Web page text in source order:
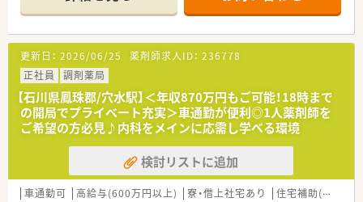
■最寄り駅の和倉温泉駅から車で40分ほどの場所に位置しマイ
カー通勤が必須となる店舗です。
■内科メインの処方箋を1日あたり約30枚応需しており落ち着
いた環境で業務に取り組めます。
■人員体制は薬剤師1名と事務員1名で構成されており無理のな
い一人薬剤師体制となります。
【募集背景と求める人物像について】
■欠員補充および将来的な世代交代も見据えて店舗を支えてい
ただける管理薬剤師を急募しています。
■一人薬剤師として責任感を持ち丁寧な調剤と安心感のある服
薬指導を行える方を求めています。
■地域住民の健康に寄り添う意欲がありコミュニケーションを
更新日： 2026/06/25 薬剤師求人ID： 236778
正社員
調剤薬局
【石川県鳳珠郡/穴水駅】＜年収870万円もご可能！18時まで
の開局でプライベート充実＞車通勤が便利◎1人薬剤師を
ご希望の方必見♪内科をメインに応需し学べる環境
検討リストに追加
車通勤可 高給与(600万円以上) 寮・借上社宅あり 住宅補助(手当)あり